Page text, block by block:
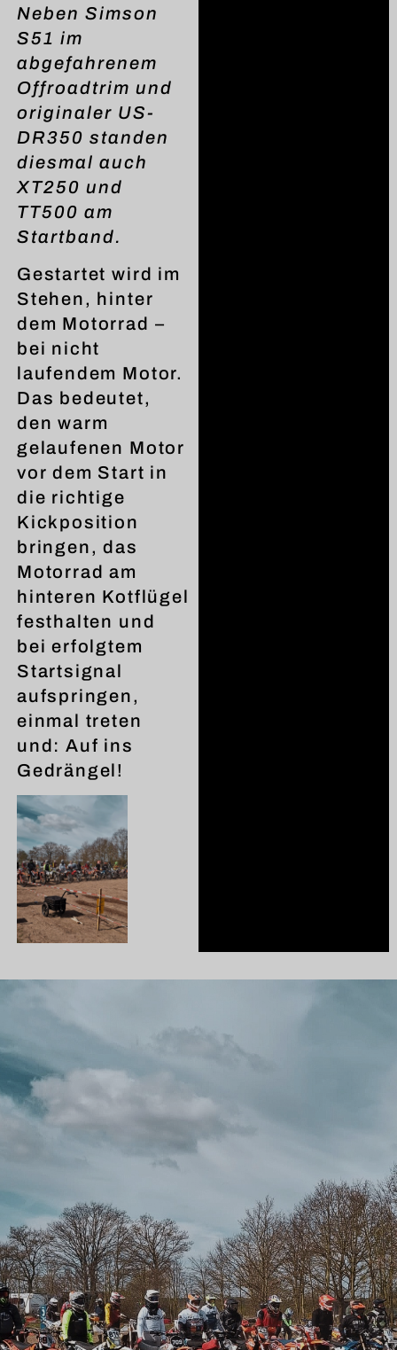
Neben Simson
S51 im
abgefahrenem
Offroadtrim und
originaler US-
DR350 standen
diesmal auch
XT250 und
TT500 am
Startband.
Gestartet wird im
Stehen, hinter
dem Motorrad –
bei nicht
laufendem Motor.
Das bedeutet,
den warm
gelaufenen Motor
vor dem Start in
die richtige
Kickposition
bringen, das
Motorrad am
hinteren Kotflügel
festhalten und
bei erfolgtem
Startsignal
aufspringen,
einmal treten
und: Auf ins
Gedrängel!